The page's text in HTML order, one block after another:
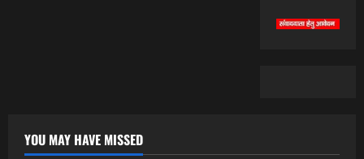
YOU MAY HAVE MISSED